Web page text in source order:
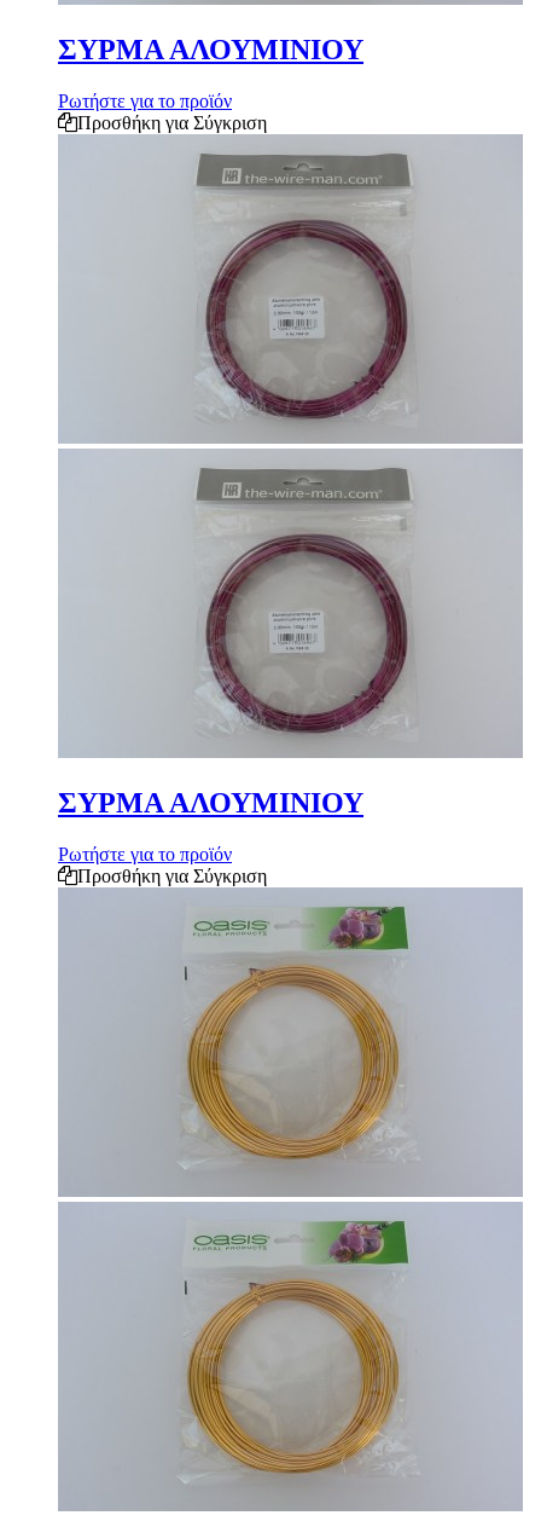
ΣΥΡΜΑ ΑΛΟΥΜΙΝΙΟΥ
Ρωτήστε για το προϊόν
Προσθήκη για Σύγκριση
ΣΥΡΜΑ ΑΛΟΥΜΙΝΙΟΥ
Ρωτήστε για το προϊόν
Προσθήκη για Σύγκριση